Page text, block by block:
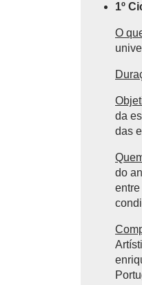
1º
O
da
das
do